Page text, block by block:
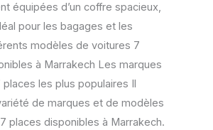
équipées d’un coffre spacieux,
pour les bagages et les
modèles de voitures 7
à Marrakech Les marques
les plus populaires Il
de marques et de modèles
places disponibles à Marrakech.